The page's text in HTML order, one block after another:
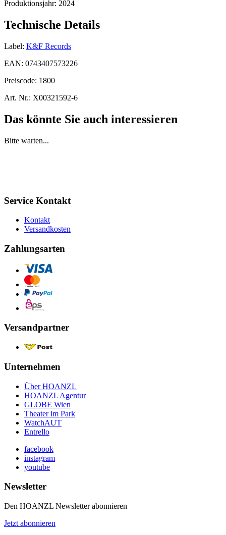
Produktionsjahr: 2024
Technische Details
Label: K&F Records
EAN: 0743407573226
Preiscode: 1800
Art. Nr.: X00321592-6
Das könnte Sie auch interessieren
Bitte warten...
Service Kontakt
Kontakt
Versandkosten
Zahlungsarten
Versandpartner
Unternehmen
Über HOANZL
HOANZL Agentur
GLOBE Wien
Theater im Park
WatchAUT
Entrello
facebook
instagram
youtube
Newsletter
Den HOANZL Newsletter abonnieren
Jetzt abonnieren